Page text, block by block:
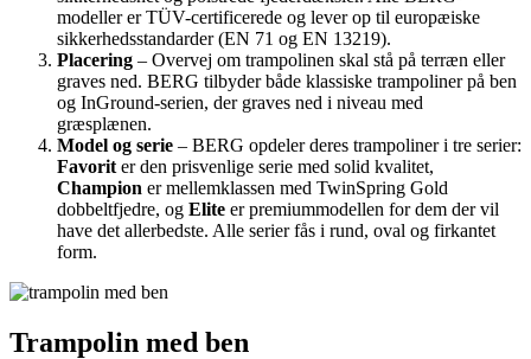
modeller er TÜV-certificerede og lever op til europæiske
sikkerhedsstandarder (EN 71 og EN 13219).
Placering – Overvej om trampolinen skal stå på terræn eller
graves ned. BERG tilbyder både klassiske trampoliner på ben
og InGround-serien, der graves ned i niveau med
græsplænen.
Model og serie – BERG opdeler deres trampoliner i tre serier:
Favorit er den prisvenlige serie med solid kvalitet,
Champion er mellemklassen med TwinSpring Gold
dobbeltfjedre, og Elite er premiummodellen for dem der vil
have det allerbedste. Alle serier fås i rund, oval og firkantet
form.
Trampolin med ben